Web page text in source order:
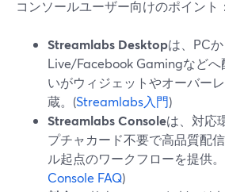
コンソールユーザー向けのポイント：
Streamlabs Desktopは、PC
Live/Facebook Gamingなどへ
いがウィジェットやオーバー
蔵。(Streamlabs入門)
Streamlabs Consoleは、対応
プチャカード不要で高品質配
ル起点のワークフローを提供
Console FAQ)